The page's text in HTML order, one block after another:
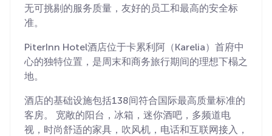
无可挑剔的服务质量，友好的员工和最高的安全标
准。
PiterInn Hotel酒店位于卡累利阿（Karelia）首府中
心的独特位置，是周末和商务旅行期间的理想下榻之
地。
酒店的基础设施包括138间符合国际最高质量标准的
客房。 宽敞的阳台，冰箱，迷你酒吧，多频道电
视，时尚舒适的家具，吹风机，电话和互联网接入，